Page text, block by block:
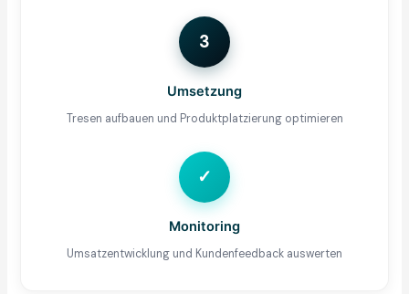
3
Umsetzung
Tresen aufbauen und Produktplatzierung optimieren
✓
Monitoring
Umsatzentwicklung und Kundenfeedback auswerten